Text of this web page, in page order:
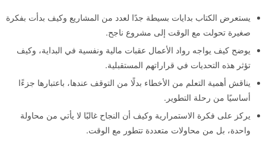
يستعرض الكتاب بدايات بسيطة جدًا لعدد من المشاريع وكيف بدأت بفكرة
صغيرة تحولت مع الوقت إلى مشروع ناجح.
يوضح كيف يواجه رواد الأعمال عقبات مالية ونفسية في البداية، وكيف
تؤثر هذه التحديات في قراراتهم المستقبلية.
يناقش أهمية التعلم من الأخطاء بدلًا من التوقف عندها، باعتبارها جزءًا
أساسيًا من رحلة التطوير.
يركز على فكرة الاستمرارية وكيف أن النجاح غالبًا لا يأتي من محاولة
واحدة، بل من محاولات متعددة تتطور مع الوقت.